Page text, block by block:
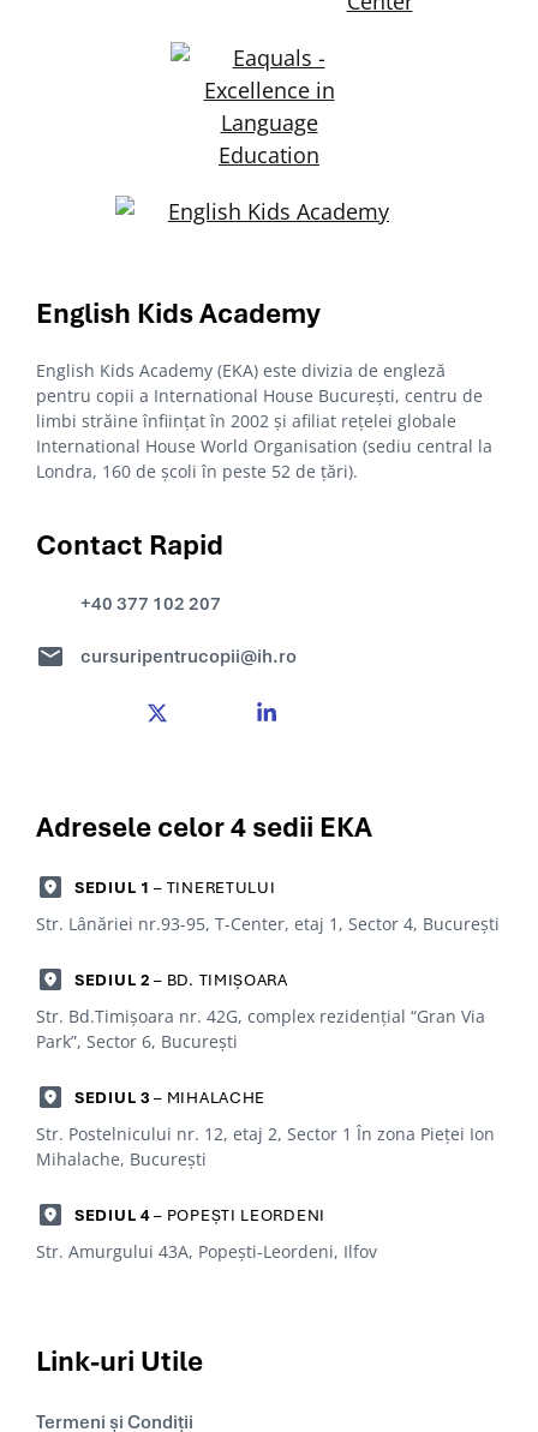
English KidsAcademy
English Kids Academy (EKA) este divizia de engleză
pentru copii a International House București, centru de
limbi străine înființat în 2002 și afiliat rețelei globale
International House World Organisation (sediu central la
Londra, 160 de școli în peste 52 de țări).
Contact Rapid
+40 377 102 207
cursuripentrucopii@ih.ro
Adresele celor 4 sedii EKA
SEDIUL 1 – TINERETULUI
Str. Lânăriei nr.93-95, T-Center, etaj 1, Sector 4, Bucureşti
SEDIUL 2 – BD. TIMIȘOARA
Str. Bd.Timișoara nr. 42G, complex rezidențial “Gran Via
Park”, Sector 6, Bucureşti
SEDIUL 3 – MIHALACHE
Str. Postelnicului nr. 12, etaj 2, Sector 1 În zona Pieței Ion
Mihalache, Bucureşti
SEDIUL 4– POPEȘTI LEORDENI
Str. Amurgului 43A, Popești-Leordeni, Ilfov
Link-uri Utile
Termeni și Condiții